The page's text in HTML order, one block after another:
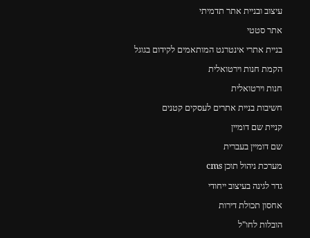
עיצוב ובניית אתר תדמיתי
אתר סטטי
בניית אתרי אינטרנט המותאמים לקידום בגוגל
הקמת חנות וירטואלית
חנות וירטואלית
חשיבות בניית אתרים לעסקים קטנים
קניית שם דומיין
שם דומיין בעברית
מערכת ניהול תוכן cms
גדר לגינה בעיצוב ייחודי
אחסון תכולת דירות
הובלות לחו"ל